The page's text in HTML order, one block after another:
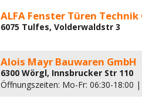
ALFA Fenster Türen Technik
6075 Tulfes, Volderwaldstr 3
Alois Mayr Bauwaren GmbH
6300 Wörgl, Innsbrucker Str 110
Öffnungszeiten: Mo-Fr: 06:30-18:00 |